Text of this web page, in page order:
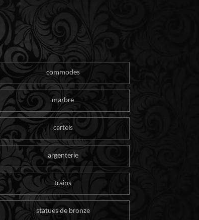
commodes
marbre
cartels
argenterie
trains
statues de bronze